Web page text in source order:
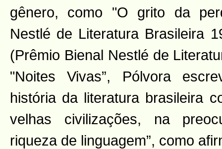
gênero, como "O grito da
Nestlé de Literatura Brasileira
(Prêmio Bienal Nestlé de
"Noites Vivas”, Pólvora
história da literatura brasileira
velhas civilizações, na
riqueza de linguagem”, como